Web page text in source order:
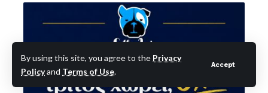
By using this site, you agree to the Privacy
Policyand Terms of Use.
Accept